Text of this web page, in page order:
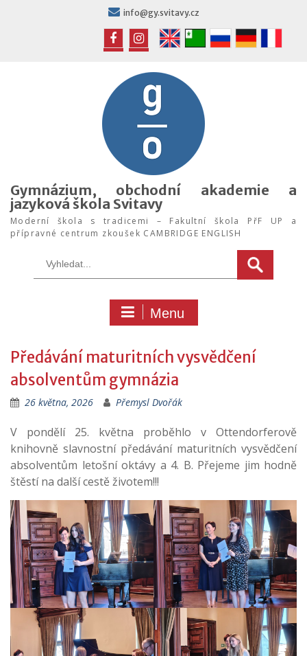
info@gy.svitavy.cz
FB IG
Gymnázium, obchodní akademie a
jazyková škola Svitavy
Moderní škola s tradicemi – Fakultní škola PřF UP a
přípravné centrum zkoušek CAMBRIDGE ENGLISH
Menu
Předávání maturitních vysvědčení
absolventům gymnázia
26 května, 2026 Přemysl Dvořák
V pondělí 25. května proběhlo v Ottendorferově
knihovně slavnostní předávání maturitních vysvědčení
absolventům letošní oktávy a 4. B. Přejeme jim hodně
štěstí na další cestě životem!!!